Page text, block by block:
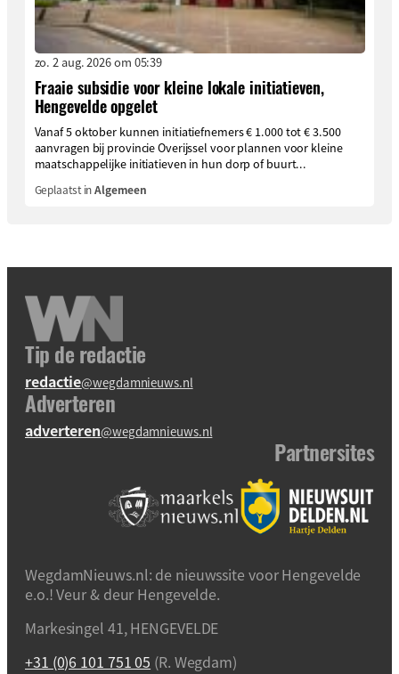
zo. 2 aug. 2026 om 05:39
Fraaie subsidie voor kleine lokale initiatieven,
Hengevelde opgelet
Vanaf 5 oktober kunnen initiatiefnemers € 1.000 tot € 3.500
aanvragen bij provincie Overijssel voor plannen voor kleine
maatschappelijke initiatieven in hun dorp of buurt...
Geplaatst inAlgemeen
Tip de redactie
redactie@wegdamnieuws.nl
Adverteren
adverteren@wegdamnieuws.nl
Partnersites
WegdamNieuws.nl: de nieuwssite voor Hengevelde
e.o.! Veur & deur Hengevelde.
Markesingel 41, HENGEVELDE
+31 (0)6 101 751 05 (R. Wegdam)